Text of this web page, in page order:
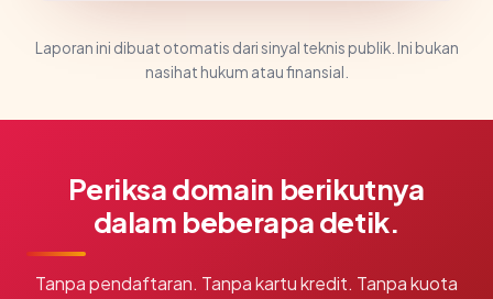
Laporan ini dibuat otomatis dari sinyal teknis publik. Ini bukan
nasihat hukum atau finansial.
Periksa domain berikutnya
dalam beberapa detik.
Tanpa pendaftaran. Tanpa kartu kredit. Tanpa kuota